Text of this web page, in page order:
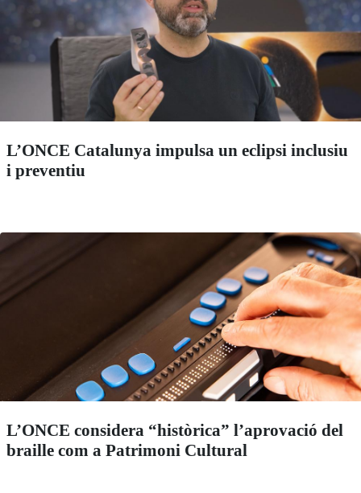
L’ONCE Catalunya impulsa un eclipsi inclusiu
i preventiu
L’ONCE considera “històrica” l’aprovació del
braille com a Patrimoni Cultural